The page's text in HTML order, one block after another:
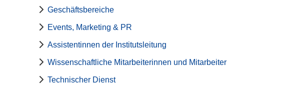
Geschäftsbereiche
Events, Marketing & PR
Assistentinnen der Institutsleitung
Wissenschaftliche Mitarbeiterinnen und Mitarbeiter
Technischer Dienst